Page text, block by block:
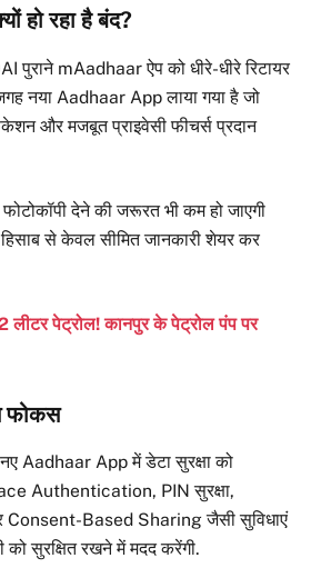
हो रहा है बंद?
पुराने mAadhaar ऐप को धीरे-धीरे रिटायर
नया Aadhaar App लाया गया है जो
और मजबूत प्राइवेसी फीचर्स प्रदान
देने की जरूरत भी कम हो जाएगी
से केवल सीमित जानकारी शेयर कर
पेट्रोल! कानपुर के पेट्रोल पंप पर
फोकस
Aadhaar App में डेटा सुरक्षा को
Authentication, PIN सुरक्षा,
Based Sharing जैसी सुविधाएं
को सुरक्षित रखने में मदद करेंगी.